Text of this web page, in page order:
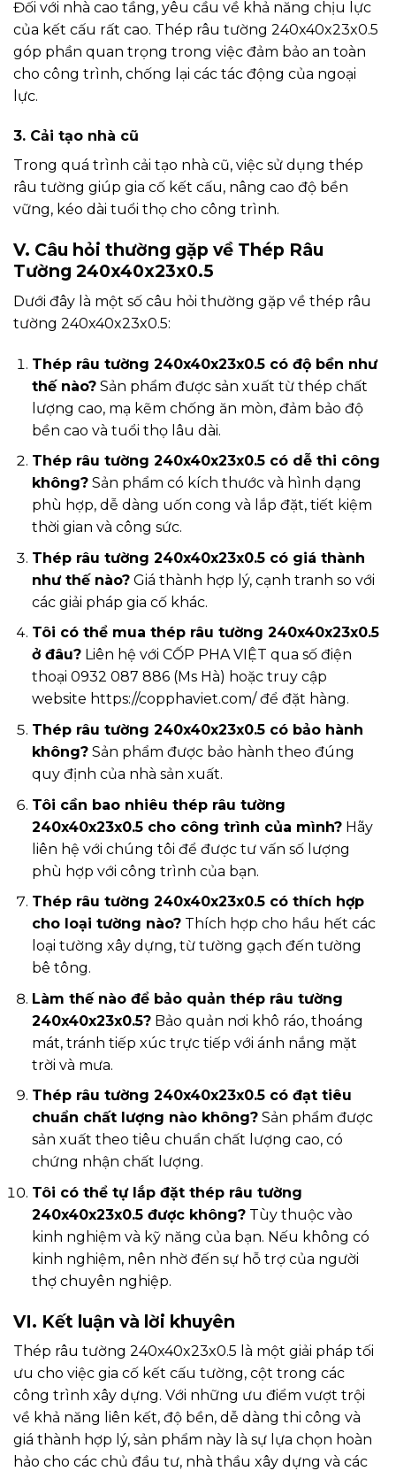
Đối với nhà cao tầng, yêu cầu về khả năng chịu lực
của kết cấu rất cao. Thép râu tường 240x40x23x0.5
góp phần quan trọng trong việc đảm bảo an toàn
cho công trình, chống lại các tác động của ngoại
lực.
3. Cải tạo nhà cũ
Trong quá trình cải tạo nhà cũ, việc sử dụng thép
râu tường giúp gia cố kết cấu, nâng cao độ bền
vững, kéo dài tuổi thọ cho công trình.
V. Câu hỏi thường gặp về Thép Râu
Tường 240x40x23x0.5
Dưới đây là một số câu hỏi thường gặp về thép râu
tường 240x40x23x0.5:
Thép râu tường 240x40x23x0.5 có độ bền như
thế nào?Sản phẩm được sản xuất từ thép chất
lượng cao, mạ kẽm chống ăn mòn, đảm bảo độ
bền cao và tuổi thọ lâu dài.
Thép râu tường 240x40x23x0.5 có dễ thi công
không?Sản phẩm có kích thước và hình dạng
phù hợp, dễ dàng uốn cong và lắp đặt, tiết kiệm
thời gian và công sức.
Thép râu tường 240x40x23x0.5 có giá thành
như thế nào?Giá thành hợp lý, cạnh tranh so với
các giải pháp gia cố khác.
Tôi có thể mua thép râu tường 240x40x23x0.5
ở đâu?Liên hệ với CỐP PHA VIỆT qua số điện
thoại 0932 087 886 (Ms Hà) hoặc truy cập
website https://copphaviet.com/ để đặt hàng.
Thép râu tường 240x40x23x0.5 có bảo hành
không?Sản phẩm được bảo hành theo đúng
quy định của nhà sản xuất.
Tôi cần bao nhiêu thép râu tường
240x40x23x0.5 cho công trình của mình?Hãy
liên hệ với chúng tôi để được tư vấn số lượng
phù hợp với công trình của bạn.
Thép râu tường 240x40x23x0.5 có thích hợp
cho loại tường nào?Thích hợp cho hầu hết các
loại tường xây dựng, từ tường gạch đến tường
bê tông.
Làm thế nào để bảo quản thép râu tường
240x40x23x0.5?Bảo quản nơi khô ráo, thoáng
mát, tránh tiếp xúc trực tiếp với ánh nắng mặt
trời và mưa.
Thép râu tường 240x40x23x0.5 có đạt tiêu
chuẩn chất lượng nào không?Sản phẩm được
sản xuất theo tiêu chuẩn chất lượng cao, có
chứng nhận chất lượng.
Tôi có thể tự lắp đặt thép râu tường
240x40x23x0.5 được không?Tùy thuộc vào
kinh nghiệm và kỹ năng của bạn. Nếu không có
kinh nghiệm, nên nhờ đến sự hỗ trợ của người
thợ chuyên nghiệp.
VI. Kết luận và lời khuyên
Thép râu tường 240x40x23x0.5 là một giải pháp tối
ưu cho việc gia cố kết cấu tường, cột trong các
công trình xây dựng. Với những ưu điểm vượt trội
về khả năng liên kết, độ bền, dễ dàng thi công và
giá thành hợp lý, sản phẩm này là sự lựa chọn hoàn
hảo cho các chủ đầu tư, nhà thầu xây dựng và các